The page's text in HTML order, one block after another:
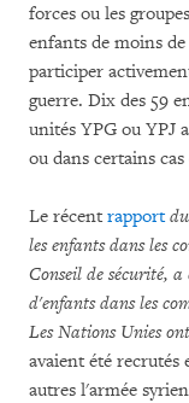
forces ou les
enfants de moins
participer
guerre. Dix des 59
unités YPG ou YPJ
ou dans certains
Le récent rapport
les enfants dans les
Conseil de sécurité,
d'enfants dans les
Les Nations Unies
avaient été recrutés
autres l'armée